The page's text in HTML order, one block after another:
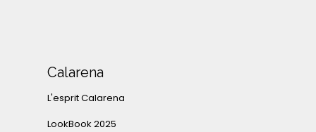
Calarena
L'esprit Calarena
LookBook 2025